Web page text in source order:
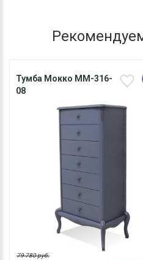
Тумба Мокко ММ-316-
08
79 780 руб.